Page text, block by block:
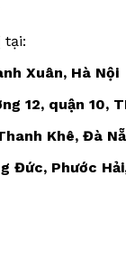
tại:
Xuân, Hà Nội
12, quận 10,
Khê, Đà
Đức, Phước